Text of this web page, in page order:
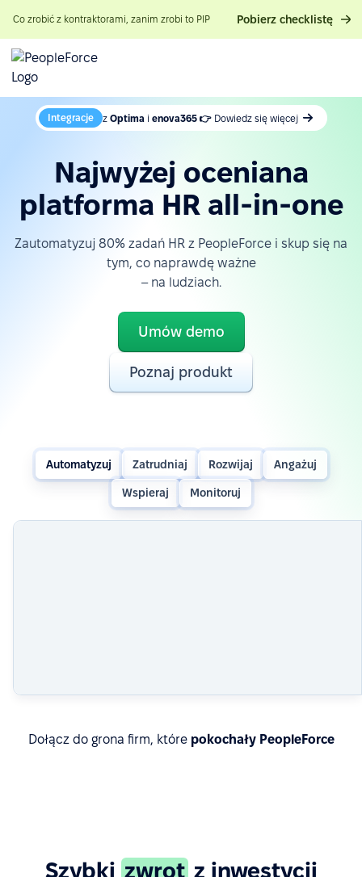
Co zrobić z kontraktorami, zanim zrobi to PIP Pobierz checklistę
Integracje z Optima i enova365 👉 Dowiedz się więcej
Najwyżej oceniana
platforma HR all-in-one
Zautomatyzuj 80% zadań HR z PeopleForce i skup się na
tym, co naprawdę ważne
– na ludziach.
Umów demo
Poznaj produkt
Automatyzuj Zatrudniaj Rozwijaj Angażuj
Wspieraj Monitoruj
Dołącz do grona firm, które pokochały PeopleForce
Szybki zwrot z inwestycji